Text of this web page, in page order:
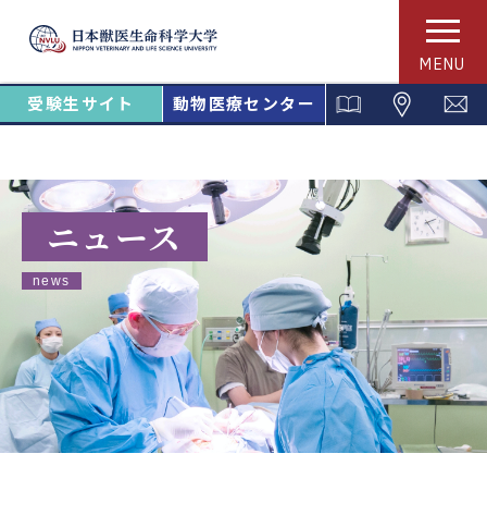
MENU
受験生サイト 動物医療センター
ニュース
news